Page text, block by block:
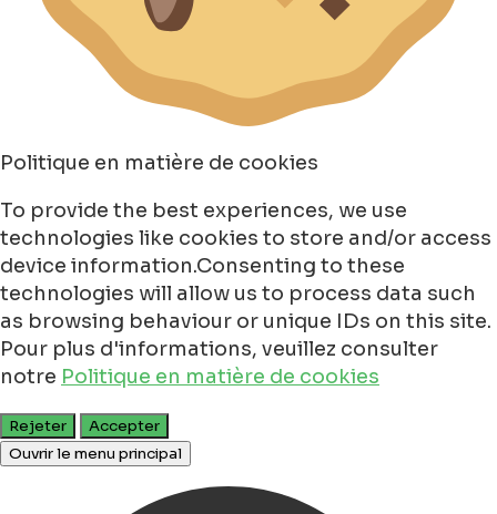
Politique en matière de cookies
To provide the best experiences, we use
technologies like cookies to store and/or access
device information.Consenting to these
technologies will allow us to process data such
as browsing behaviour or unique IDs on this site.
Pour plus d'informations, veuillez consulter
notre Politique en matière de cookies
Rejeter
Accepter
Ouvrir le menu principal